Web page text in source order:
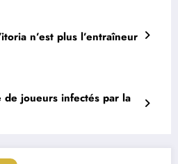
n’est plus l’entraîneur
de joueurs infectés par la